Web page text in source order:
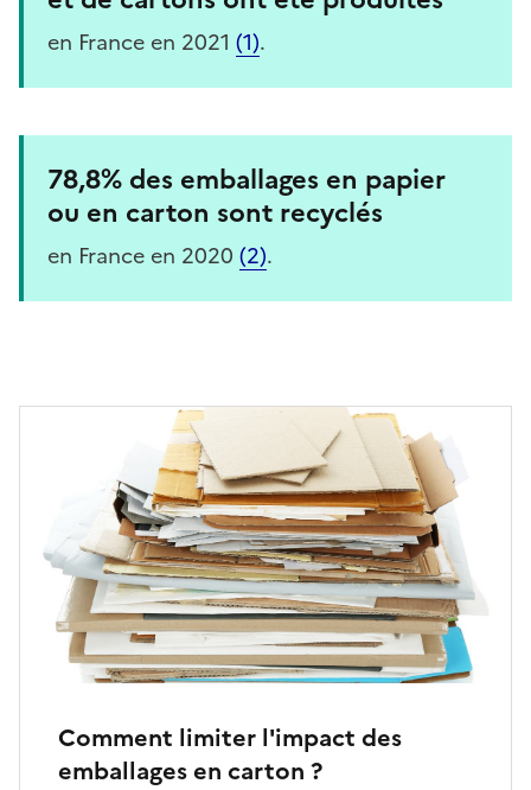
en France en 2021 (1).
78,8% des emballages en papier
ou en carton sont recyclés
en France en 2020 (2).
Comment limiter l'impact des
emballages en carton ?